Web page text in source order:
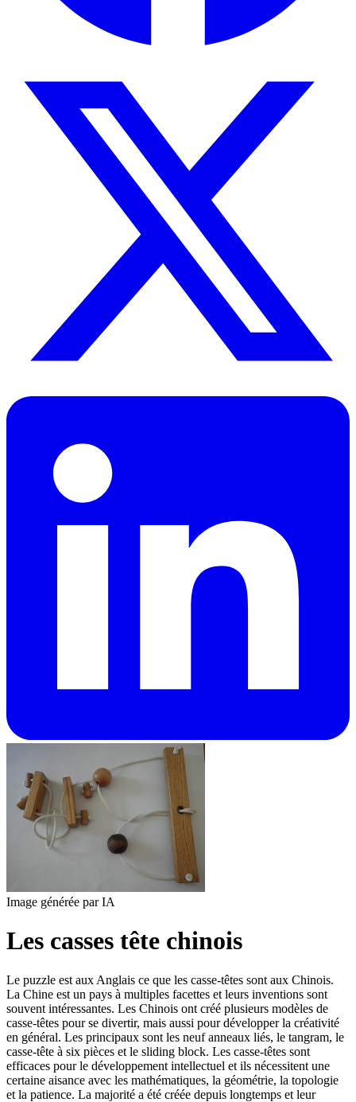
Image générée par IA
Les casses tête chinois
Le puzzle est aux Anglais ce que les casse-têtes sont aux Chinois.
La Chine est un pays à multiples facettes et leurs inventions sont
souvent intéressantes. Les Chinois ont créé plusieurs modèles de
casse-têtes pour se divertir, mais aussi pour développer la créativité
en général. Les principaux sont les neuf anneaux liés, le tangram, le
casse-tête à six pièces et le sliding block. Les casse-têtes sont
efficaces pour le développement intellectuel et ils nécessitent une
certaine aisance avec les mathématiques, la géométrie, la topologie
et la patience. La majorité a été créée depuis longtemps et leur